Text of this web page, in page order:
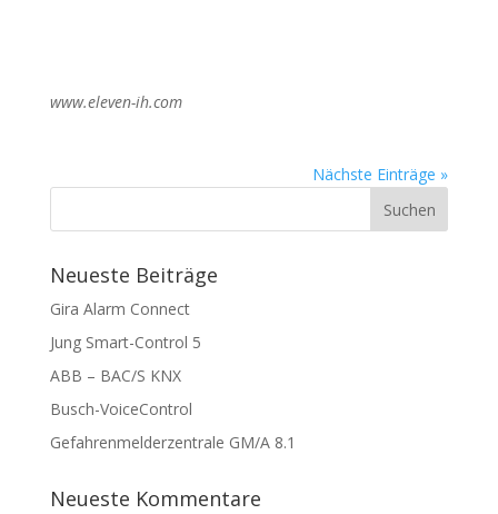
www.eleven-ih.com
Nächste Einträge »
Neueste Beiträge
Gira Alarm Connect
Jung Smart-Control 5
ABB – BAC/S KNX
Busch-VoiceControl
Gefahrenmelderzentrale GM/A 8.1
Neueste Kommentare